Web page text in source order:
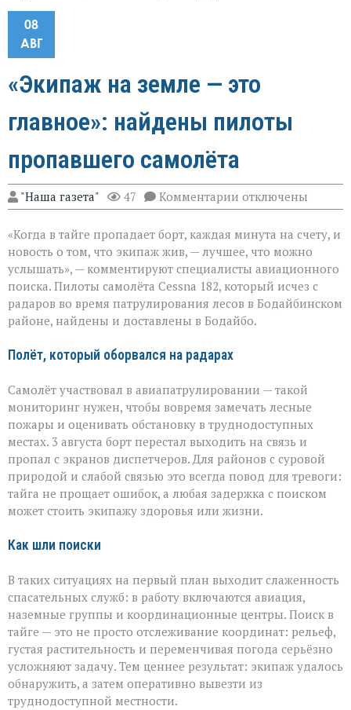
08
АВГ
«Экипаж на земле — это
главное»: найдены пилоты
пропавшего самолёта
"Наша газета" 47 Комментарии к
записи
на
земле — это
главное»:
найдены
пилоты
пропавшего
самолёта
отключены
«Когда в тайге пропадает борт, каждая минута на счету, и
новость о том, что экипаж жив, — лучшее, что можно
услышать», — комментируют специалисты авиационного
поиска. Пилоты самолёта Cessna 182, который исчез с
радаров во время патрулирования лесов в Бодайбинском
районе, найдены и доставлены в Бодайбо.
Полёт, который оборвался на радарах
Самолёт участвовал в авиапатрулировании — такой
мониторинг нужен, чтобы вовремя замечать лесные
пожары и оценивать обстановку в труднодоступных
местах. 3 августа борт перестал выходить на связь и
пропал с экранов диспетчеров. Для районов с суровой
природой и слабой связью это всегда повод для тревоги:
тайга не прощает ошибок, а любая задержка с поиском
может стоить экипажу здоровья или жизни.
Как шли поиски
В таких ситуациях на первый план выходит слаженность
спасательных служб: в работу включаются авиация,
наземные группы и координационные центры. Поиск в
тайге — это не просто отслеживание координат: рельеф,
густая растительность и переменчивая погода серьёзно
усложняют задачу. Тем ценнее результат: экипаж удалось
обнаружить, а затем оперативно вывезти из
труднодоступной местности.